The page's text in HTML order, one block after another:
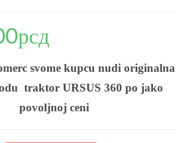
рсд
svome kupcu nudi originalna
traktor URSUS 360 po jako
povoljnoj ceni